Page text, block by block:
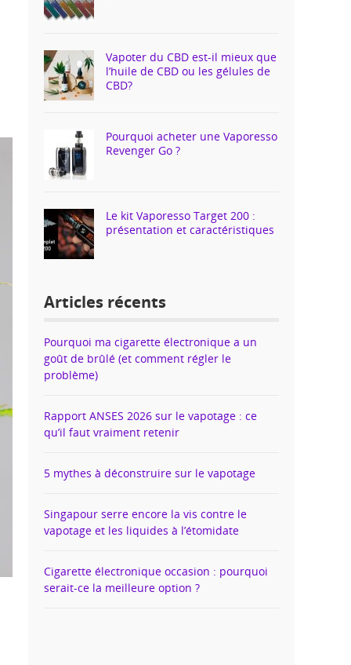
Vapoter du CBD est-il mieux que
l’huile de CBD ou les gélules de
CBD?
Pourquoi acheter une Vaporesso
Revenger Go ?
Le kit Vaporesso Target 200 :
présentation et caractéristiques
Articles récents
Pourquoi ma cigarette électronique a un
goût de brûlé (et comment régler le
problème)
Rapport ANSES 2026 sur le vapotage : ce
qu’il faut vraiment retenir
5 mythes à déconstruire sur le vapotage
Singapour serre encore la vis contre le
vapotage et les liquides à l’étomidate
Cigarette électronique occasion : pourquoi
serait-ce la meilleure option ?